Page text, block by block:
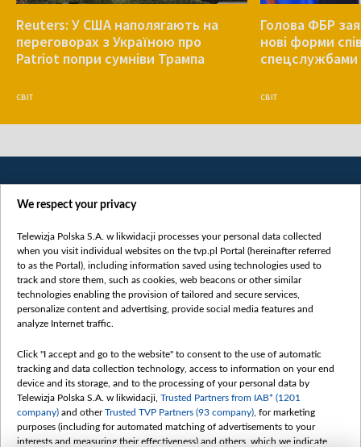
Reuters: У США наполягають на
переговорах з Україною про
Patriot попри сумніви Трампа
СВІТ
Голова ФБР
нові форми
спецслужбами
СВІТ
Категорії
Новини
Докладно
Погляд
Цікаво
Slawa.tv
Про нас
We respect your privacy
Telewizja Polska S.A. w likwidacji processes your personal data collected
when you visit individual websites on the tvp.pl Portal (hereinafter referred
to as the Portal), including information saved using technologies used to
track and store them, such as cookies, web beacons or other similar
technologies enabling the provision of tailored and secure services,
personalize content and advertising, provide social media features and
analyze Internet traffic.
Click "I accept and go to the website" to consent to the use of automatic
tracking and data collection technology, access to information on your end
device and its storage, and to the processing of your personal data by
Telewizja Polska S.A. w likwidacji, Trusted Partners from IAB* (1201
company) and otherTrusted TVP Partners (93 company) , for marketing
purposes (including for automated matching of advertisements to your
interests and measuring their effectiveness) and others, which we indicate